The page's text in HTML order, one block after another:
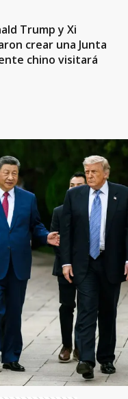
Trump y Xi
crear una Junta
chino visitará